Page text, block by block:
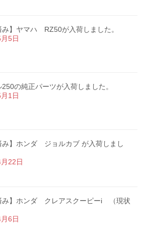
み】ヤマハ RZ50が入荷しました。
5日
の純正パーツが入荷しました。
1日
み】ホンダ ジョルカブ が入荷しまし
22日
み】ホンダ クレアスクーピーi （現状
6日